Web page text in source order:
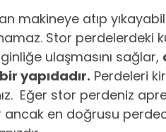
makineye atıp
Stor
ulaşmasını sağlar,
yapıdadır. Perdeleri
Eğer stor perdeniz
ancak en doğrusu